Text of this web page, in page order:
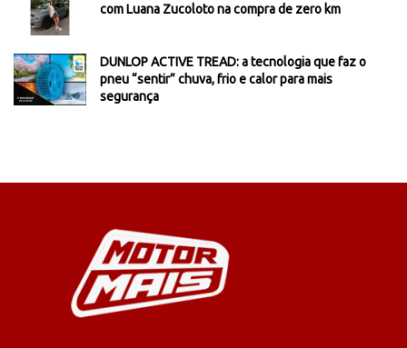
com Luana Zucoloto na compra de zero km
DUNLOP ACTIVE TREAD: a tecnologia que faz o
pneu “sentir” chuva, frio e calor para mais
segurança